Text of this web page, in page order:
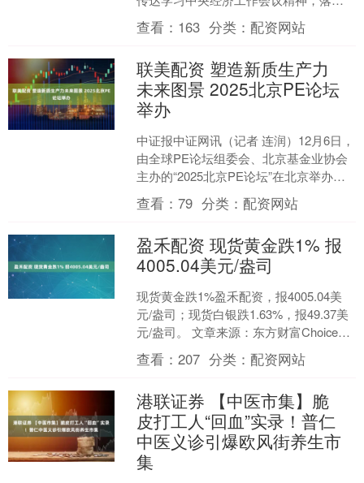
全国金融系统工作会议要求，研究部署
贯彻落实举措。会议强....
查看： 163 分类：配资网站
联美配资 塑造新质生产力
未来图景 2025北京PE论坛
举办
中证报中证网讯（记者 连润）12月6日，
由全球PE论坛组委会、北京基金业协会
主办的“2025北京PE论坛”在北京举办。
本届北京PE论坛以“新链接 新动能 新融
合....
查看：79 分类：配资网站
盈禾配资 现货黄金跌1% 报
4005.04美元/盎司
现货黄金跌1%盈禾配资，报4005.04美
元/盎司；现货白银跌1.63%，报49.37美
元/盎司。 文章来源：东方财富Choice数
据 责任编辑：98 郑重声明....
查看：207 分类：配资网站
港联证券 【中医市集】脆
皮打工人“回血”实录！普仁
中医义诊引爆欧风街养生市
集